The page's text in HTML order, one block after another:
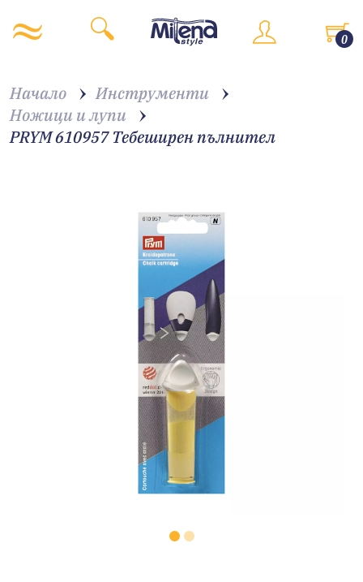
0
Начало
Инструменти
Ножици и лупи
PRYM 610957 Тебеширен пълнител